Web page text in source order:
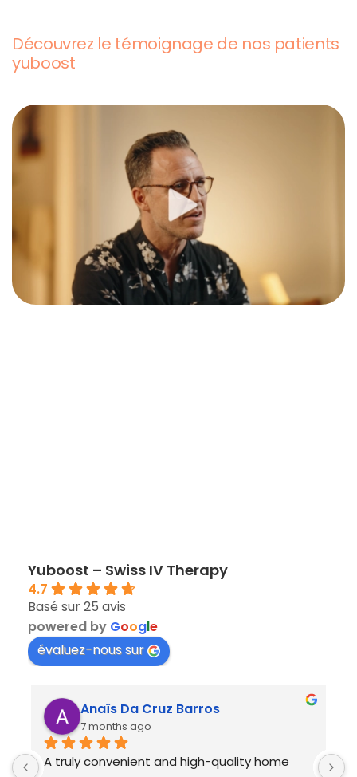
Découvrez le témoignage de nos patients
yuboost
Yuboost – Swiss IV Therapy
4.7
Basé sur 25 avis
powered by Google
évaluez-nous sur
Océane Sanchez
il y a 7 mois
Très bonne première expérience de